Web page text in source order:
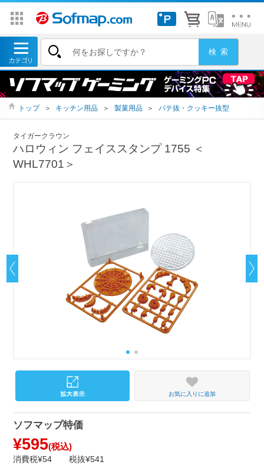
トップ ＞ キッチン用品 ＞ 製菓用品 ＞ パテ抜・クッキー抜型
タイガークラウン
ハロウィン フェイススタンプ 1755 ＜
WHL7701＞
お気に入りに追加
ソフマップ特価
¥595(税込)
消費税¥54 税抜¥541